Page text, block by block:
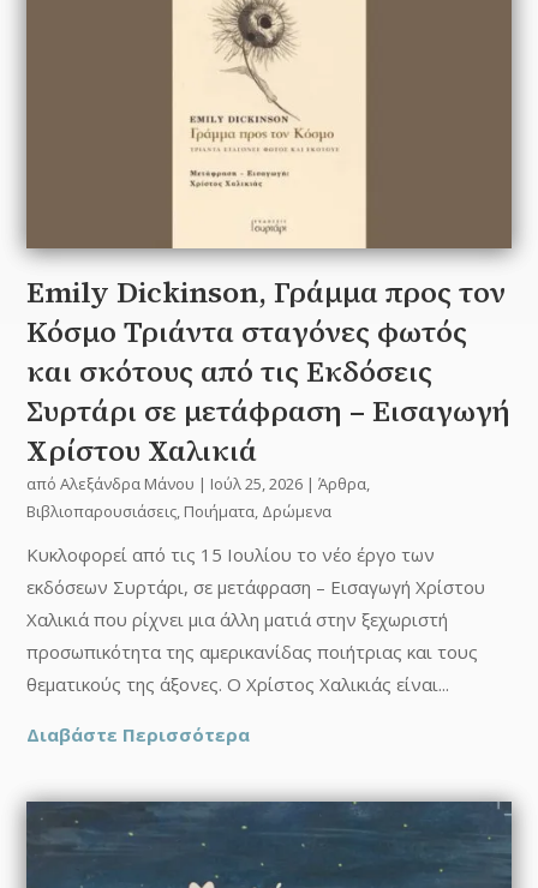
Emily Dickinson, Γράμμα προς τον
Κόσμο Τριάντα σταγόνες φωτός
και σκότους από τις Εκδόσεις
Συρτάρι σε μετάφραση – Εισαγωγή
Χρίστου Χαλικιά
απόΑλεξάνδρα Μάνου | Ιούλ 25, 2026 |Άρθρα,
Βιβλιοπαρουσιάσεις, Ποιήματα, Δρώμενα
Κυκλοφορεί από τις 15 Ιουλίου το νέο έργο των
εκδόσεων Συρτάρι, σε μετάφραση – Εισαγωγή Χρίστου
Χαλικιά που ρίχνει μια άλλη ματιά στην ξεχωριστή
προσωπικότητα της αμερικανίδας ποιήτριας και τους
θεματικούς της άξονες. Ο Χρίστος Χαλικιάς είναι...
Διαβάστε Περισσότερα